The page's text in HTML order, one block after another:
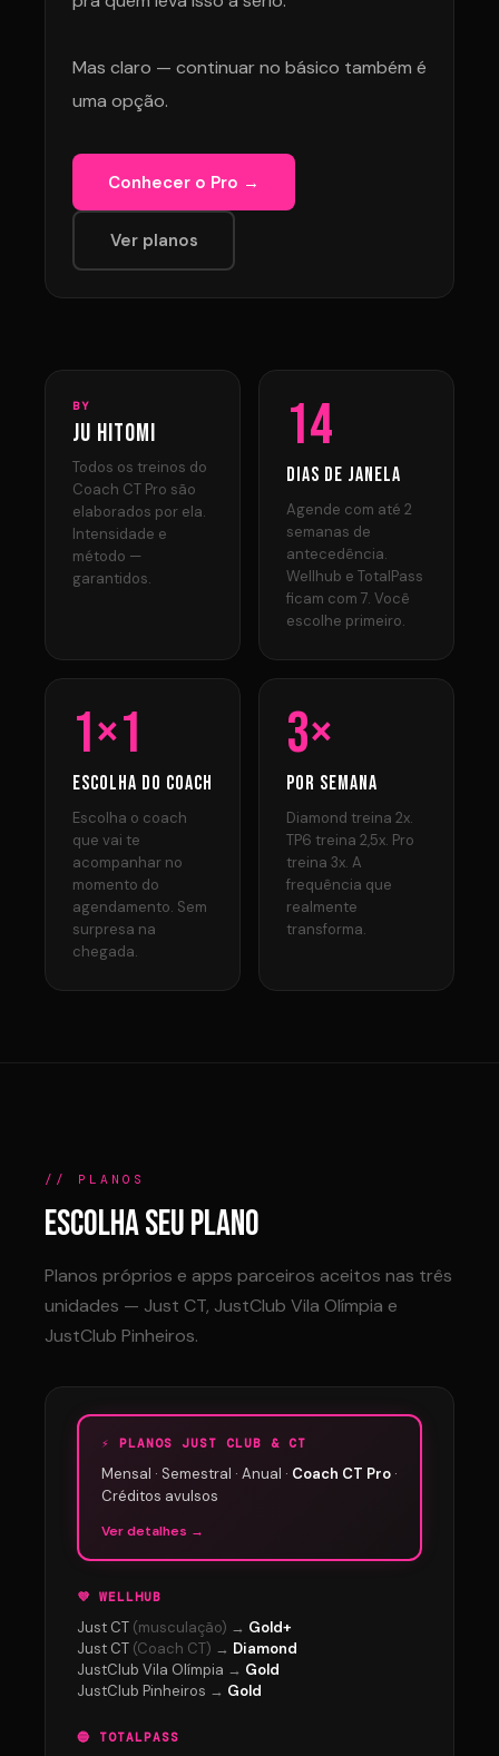
Mas claro — continuar no básico também é
uma opção.
Conhecer o Pro →
Ver planos
BY
JU HITOMI
Todos os treinos do
Coach CT Pro são
elaborados por ela.
Intensidade e
método —
garantidos.
14
DIAS DE JANELA
Agende com até 2
semanas de
antecedência.
Wellhub e TotalPass
ficam com 7. Você
escolhe primeiro.
1×1
ESCOLHA DO COACH
Escolha o coach
que vai te
acompanhar no
momento do
agendamento. Sem
surpresa na
chegada.
3×
POR SEMANA
Diamond treina 2x.
TP6 treina 2,5x. Pro
treina 3x. A
frequência que
realmente
transforma.
// PLANOS
ESCOLHA SEU PLANO
Planos próprios e apps parceiros aceitos nas três
unidades — Just CT, JustClub Vila Olímpia e
JustClub Pinheiros.
⚡ PLANOS JUST CLUB & CT
Mensal · Semestral · Anual · Coach CT Pro ·
Créditos avulsos
Ver detalhes →
💜 WELLHUB
Just CT (musculação) → Gold+
Just CT (Coach CT) → Diamond
JustClub Vila Olímpia → Gold
JustClub Pinheiros → Gold
🔵 TOTALPASS